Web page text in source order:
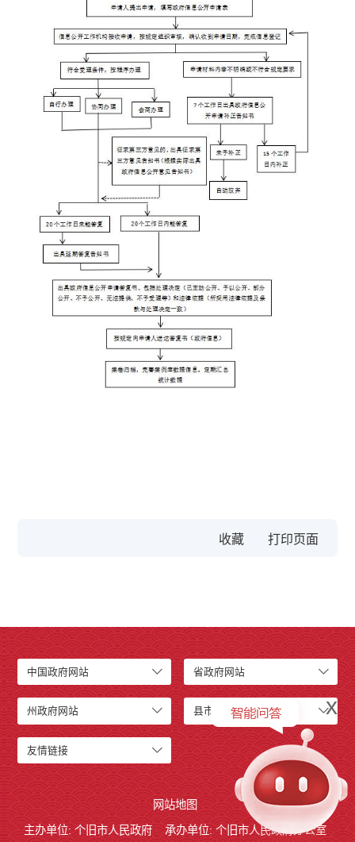
收藏
中国政府网站 省政府网站
州政府网站 县市政府网站
友情链接
网站地图
主办单位: 个旧市人民政府
承办单位: 个旧市人民政府办公室
x